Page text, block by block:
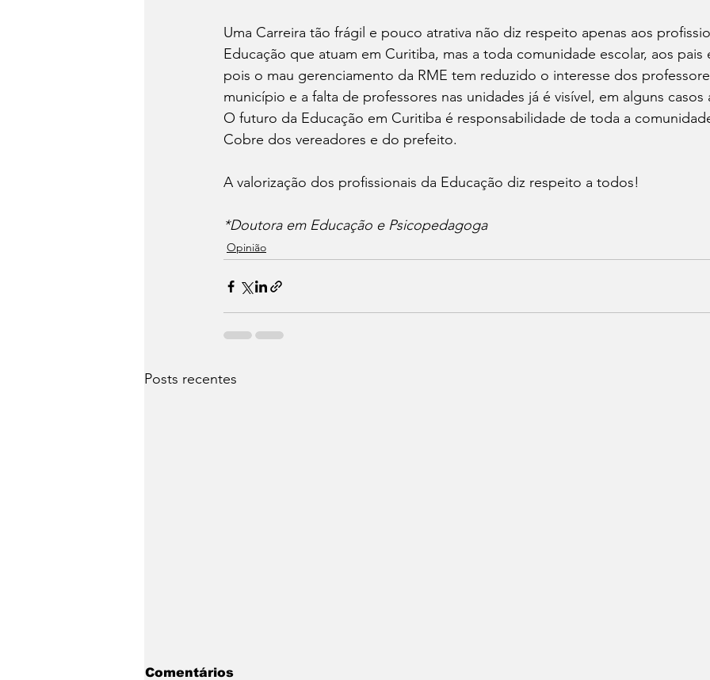
Uma Carreira tão frágil e pouco atrativa não diz respeito apenas aos
Educação que atuam em Curitiba, mas a toda comunidade escolar, aos pais
pois o mau gerenciamento da RME tem reduzido o interesse dos
município e a falta de professores nas unidades já é visível, em alguns casos
O futuro da Educação em Curitiba é responsabilidade de toda a
Cobre dos vereadores e do prefeito.
A valorização dos profissionais da Educação diz respeito a todos!
*Doutora em Educação e Psicopedagoga
Opinião
Posts recentes
Comentários